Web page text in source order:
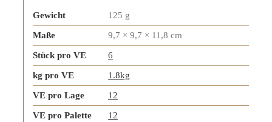
Gewicht 125 g
Maße 9,7 × 9,7 × 11,8 cm
Stück pro VE 6
kg pro VE 1.8kg
VE pro Lage 12
VE pro Palette 12